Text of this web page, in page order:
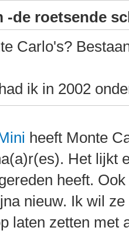
-de roetsende
Carlo's?
ik in 2002
heeft Monte
Het lijkt
heeft.
nieuw. Ik wil
laten zetten met